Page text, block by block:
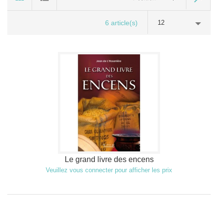
6 article(s) 12
Le grand livre des encens
Veuillez vous connecter pour afficher les prix